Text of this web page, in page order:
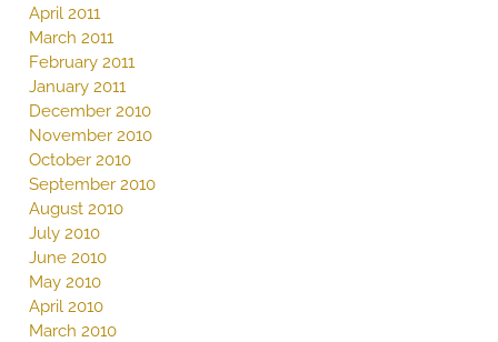
April 2011
March 2011
February 2011
January 2011
December 2010
November 2010
October 2010
September 2010
August 2010
July 2010
June 2010
May 2010
April 2010
March 2010